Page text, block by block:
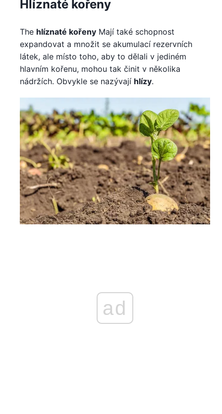
Hlíznaté kořeny
The hlíznaté kořeny Mají také schopnost
expandovat a množit se akumulací rezervních
látek, ale místo toho, aby to dělali v jediném
hlavním kořenu, mohou tak činit v několika
nádržích. Obvykle se nazývají hlízy.
ad